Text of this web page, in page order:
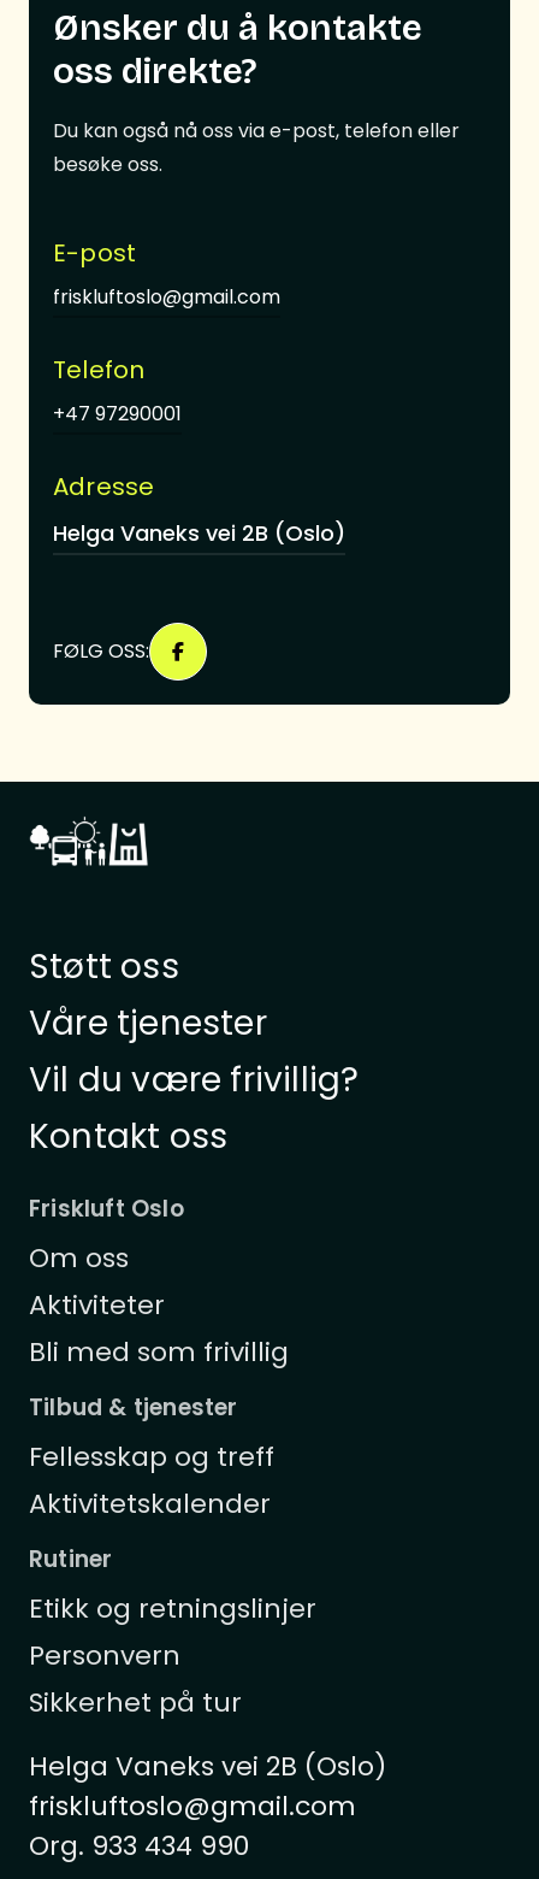
Ønsker du å kontakte
oss direkte?
Du kan også nå oss via e-post, telefon eller
besøke oss.
E-post
friskluftoslo@gmail.com
Telefon
+47 97290001
Adresse
Helga Vaneks vei 2B (Oslo)
FØLG OSS:
Støtt oss
Våre tjenester
Vil du være frivillig?
Kontakt oss
Friskluft Oslo
Om oss
Aktiviteter
Bli med som frivillig
Tilbud & tjenester
Fellesskap og treff
Aktivitetskalender
Rutiner
Etikk og retningslinjer
Personvern
Sikkerhet på tur
Helga Vaneks vei 2B (Oslo)
friskluftoslo@gmail.com
Org. 933 434 990